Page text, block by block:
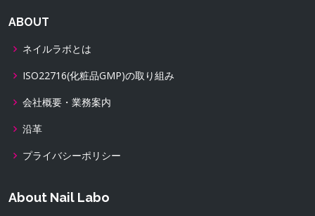
ABOUT
ネイルラボとは
ISO22716(化粧品GMP)の取り組み
会社概要・業務案内
沿革
プライバシーポリシー
About Nail Labo